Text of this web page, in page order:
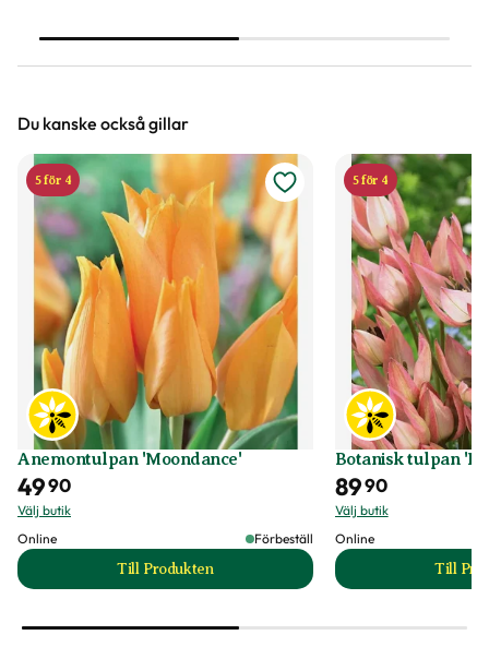
roligt höstpyssel!
Du kanske också gillar
5 för 4
Anemontulpan 'Moondance'
4990
Välj butik
Online
Förbeställ
Till Produkten
till Anemontulpan 'Moondance' produktsida
5 för 4
Botanisk tulpan
8990
Välj butik
Online
Till